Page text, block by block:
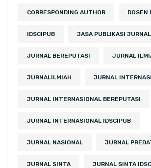
CORRESPONDING AUTHOR DOSEN
IDSCIPUB JASA PUBLIKASI JURNAL
JURNAL BEREPUTASI JURNAL
JURNALILMIAH JURNAL
JURNAL INTERNASIONAL BEREPUTASI
JURNAL INTERNASIONAL IDSCIPUB
JURNAL NASIONAL JURNAL
JURNAL SINTA JURNAL SINTA